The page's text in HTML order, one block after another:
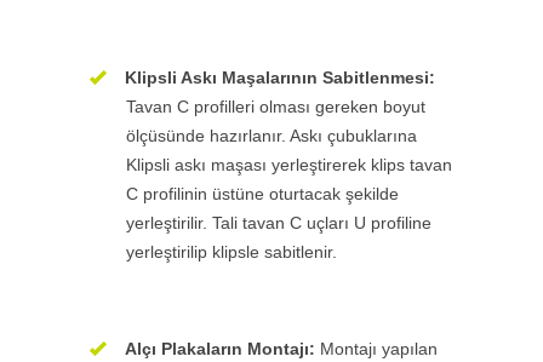
Klipsli Askı Maşalarının Sabitlenmesi:
Tavan C profilleri olması gereken boyut
ölçüsünde hazırlanır. Askı çubuklarına
Klipsli askı maşası yerleştirerek klips tavan
C profilinin üstüne oturtacak şekilde
yerleştirilir. Tali tavan C uçları U profiline
yerleştirilip klipsle sabitlenir.
Alçı Plakaların Montajı: Montajı yapılan